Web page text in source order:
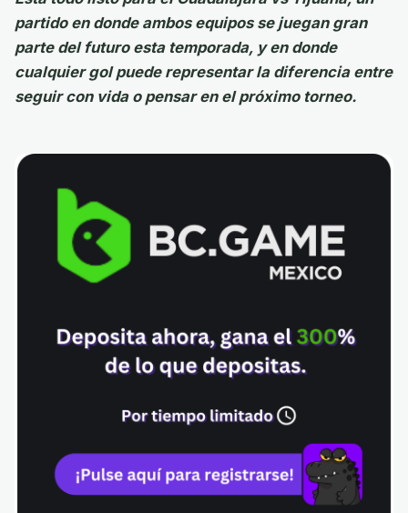
partido en donde ambos equipos se juegan gran
parte del futuro esta temporada, y en donde
cualquier gol puede representar la diferencia entre
seguir con vida o pensar en el próximo torneo.